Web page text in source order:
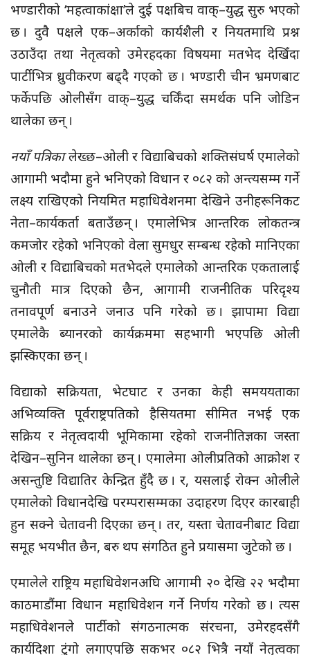
भण्डारीको ‘महत्वाकांक्षा’ले दुई पक्षबिच वाक्–युद्ध सुरु भएको
छ । दुवै पक्षले एक–अर्काको कार्यशैली र नियतमाथि प्रश्न
उठाउँदा तथा नेतृत्वको उमेरहदका विषयमा मतभेद देखिँदा
पार्टीभित्र ध्रुवीकरण बढ्दै गएको छ । भण्डारी चीन भ्रमणबाट
फर्केपछि ओलीसँग वाक्–युद्ध चर्किँदा समर्थक पनि जोडिन
थालेका छन् ।
नयाँ पत्रिकालेख्छ–ओली र विद्याबिचको शक्तिसंघर्ष एमालेको
आगामी भदौमा हुने भनिएको विधान र ०८२ को अन्त्यसम्म गर्ने
लक्ष्य राखिएको नियमित महाधिवेशनमा देखिने उनीहरूनिकट
नेता–कार्यकर्ता बताउँछन् । एमालेभित्र आन्तरिक लोकतन्त्र
कमजोर रहेको भनिएको वेला सुमधुर सम्बन्ध रहेको मानिएका
ओली र विद्याबिचको मतभेदले एमालेको आन्तरिक एकतालाई
चुनौती मात्र दिएको छैन, आगामी राजनीतिक परिदृश्य
तनावपूर्ण बनाउने जनाउ पनि गरेको छ । झापामा विद्या
एमालेकै ब्यानरको कार्यक्रममा सहभागी भएपछि ओली
झस्किएका छन् ।
विद्याको सक्रियता, भेटघाट र उनका केही समययताका
अभिव्यक्ति पूर्वराष्ट्रपतिको हैसियतमा सीमित नभई एक
सक्रिय र नेतृत्वदायी भूमिकामा रहेको राजनीतिज्ञका जस्ता
देखिन–सुनिन थालेका छन् । एमालेमा ओलीप्रतिको आक्रोश र
असन्तुष्टि विद्यातिर केन्द्रित हुँदै छ । र, यसलाई रोक्न ओलीले
एमालेको विधानदेखि परम्परासम्मका उदाहरण दिएर कारबाही
हुन सक्ने चेतावनी दिएका छन् । तर, यस्ता चेतावनीबाट विद्या
समूह भयभीत छैन, बरु थप संगठित हुने प्रयासमा जुटेको छ ।
एमालेले राष्ट्रिय महाधिवेशनअघि आगामी २० देखि २२ भदौमा
काठमाडौंमा विधान महाधिवेशन गर्ने निर्णय गरेको छ । त्यस
महाधिवेशनले पार्टीको संगठनात्मक संरचना, उमेरहदसँगै
कार्यदिशा टुंगो लगाएपछि सकभर ०८२ भित्रै नयाँ नेतृत्वका